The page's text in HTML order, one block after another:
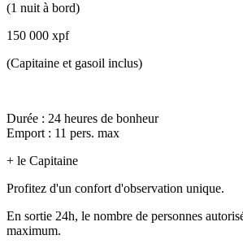
(1 nuit à bord)
150 000 xpf
(Capitaine et gasoil inclus)
Durée : 24 heures de bonheur
Emport : 11 pers. max
+ le Capitaine
Profitez d'un confort d'observation unique.
En sortie 24h, le nombre de personnes
maximum.